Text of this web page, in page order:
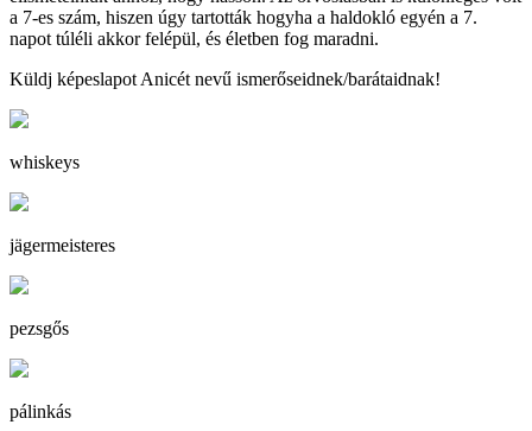
a 7-es szám, hiszen úgy tartották hogyha a haldokló egyén a 7.
napot túléli akkor felépül, és életben fog maradni.
Küldj képeslapot Anicét nevű ismerőseidnek/barátaidnak!
whiskeys
jägermeisteres
pezsgős
pálinkás